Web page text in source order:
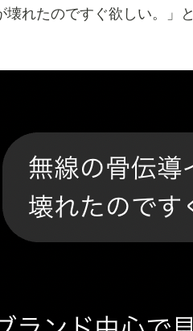
れたのですぐ欲しい。」と